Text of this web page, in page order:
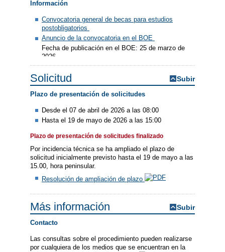
Información
Convocatoria general de becas para estudios
postobligatorios
Anuncio de la convocatoria en el BOE
Fecha de publicación en el BOE: 25 de marzo de
2026
Solicitud Subir
Plazo de presentación de solicitudes
Desde el 07 de abril de 2026 a las 08:00
Hasta el 19 de mayo de 2026 a las 15:00
Plazo de presentación de solicitudes finalizado
Por incidencia técnica se ha ampliado el plazo de
solicitud inicialmente previsto hasta el 19 de mayo a las
15.00, hora peninsular.
Resolución de ampliación de plazo
Más información Subir
Contacto
Las consultas sobre el procedimiento pueden realizarse
por cualquiera de los medios que se encuentran en la